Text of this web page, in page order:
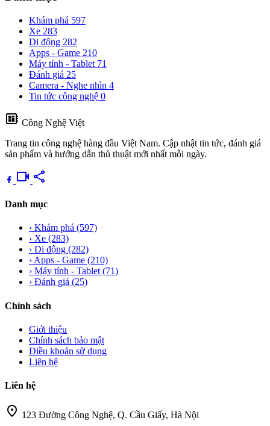
Khám phá 597
Xe 283
Di động 282
Apps - Game 210
Máy tính - Tablet 71
Đánh giá 25
Camera - Nghe nhìn 4
Tin tức công nghệ 0
developer_board Công Nghệ Việt
Trang tin công nghệ hàng đầu Việt Nam. Cập nhật tin tức, đánh giá
sản phẩm và hướng dẫn thủ thuật mới nhất mỗi ngày.
videocam share
Danh mục
› Khám phá (597)
› Xe (283)
› Di động (282)
› Apps - Game (210)
› Máy tính - Tablet (71)
› Đánh giá (25)
Chính sách
Giới thiệu
Chính sách bảo mật
Điều khoản sử dụng
Liên hệ
Liên hệ
location_on 123 Đường Công Nghệ, Q. Cầu Giấy, Hà Nội